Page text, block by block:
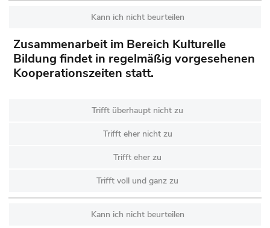
Kann ich nicht beurteilen
Zusammenarbeit im Bereich Kulturelle
Bildung findet in regelmäßig vorgesehenen
Kooperationszeiten statt.
Trifft überhaupt nicht zu
Trifft eher nicht zu
Trifft eher zu
Trifft voll und ganz zu
Kann ich nicht beurteilen